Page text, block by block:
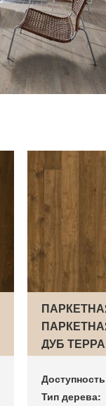
ДУБ ТЕРРА
Тип дерева: